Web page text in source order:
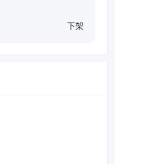
下架